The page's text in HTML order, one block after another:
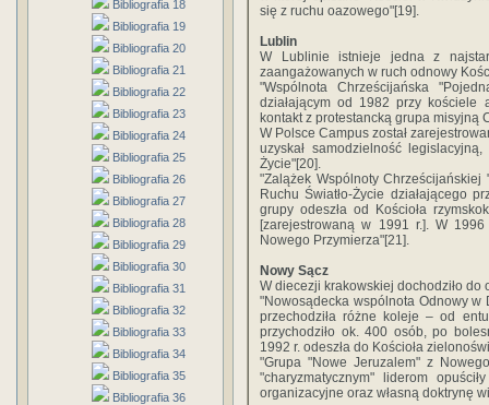
Bibliografia 18
Bibliografia 19
Bibliografia 20
Bibliografia 21
Bibliografia 22
Bibliografia 23
Bibliografia 24
Bibliografia 25
Bibliografia 26
Bibliografia 27
Bibliografia 28
Bibliografia 29
Bibliografia 30
Bibliografia 31
Bibliografia 32
Bibliografia 33
Bibliografia 34
Bibliografia 35
Bibliografia 36
się z ruchu oazowego"[19].
Lublin
W Lublinie istnieje jedna z
zaangażowanych w ruch odnowy
"Wspólnota Chrześcijańska
działającym od 1982 przy kościele
kontakt z protestancką grupa
W Polsce Campus został
uzyskał samodzielność
Życie"[20].
"Zalążek Wspólnoty
Ruchu Światło-Życie działającego
grupy odeszła od Kościoła
[zarejestrowaną w 1991 r.]. W
Nowego Przymierza"[21].
Nowy Sącz
W diecezji krakowskiej dochodziło
"Nowosądecka wspólnota Odnowy
przechodziła różne koleje – od
przychodziło ok. 400 osób, po
1992 r. odeszła do Kościoła
"Grupa "Nowe Jeruzalem" z
"charyzmatycznym" liderom
organizacyjne oraz własną doktrynę